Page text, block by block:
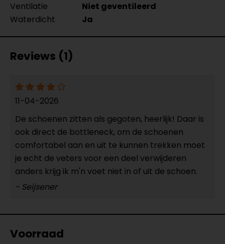
Ventilatie
Niet geventileerd
Waterdicht
Ja
Reviews (1)
11-04-2026
De schoenen zitten als gegoten, heerlijk! Daar is
ook direct de bottleneck, om de schoenen
comfortabel aan en uit te kunnen trekken moet
je echt de veters voor een deel verwijderen
anders krijg ik m'n voet niet in of uit de schoen.
- Seijsener
Voorraad